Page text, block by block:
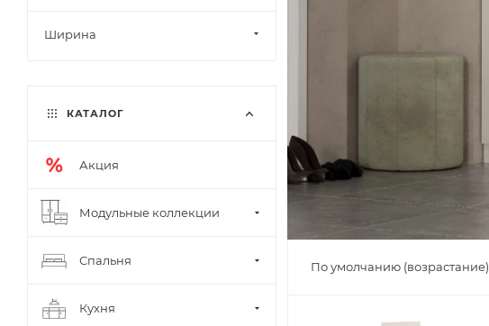
По умолчанию (возрастание)
Ширина
КАТАЛОГ
Акция
Модульные коллекции
Спальня
Кухня